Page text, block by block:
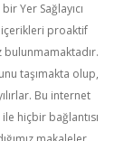
Yer Sağlayıcı
proaktif
taşımakta olup,
Bu internet
hiçbir bağlantısı